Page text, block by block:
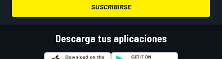
SUSCRIBIRSE
Descarga tus aplicaciones